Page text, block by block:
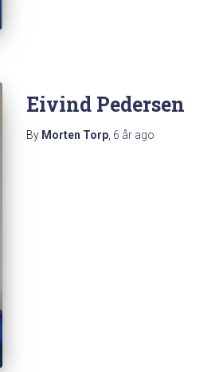
Eivind Pedersen
By Morten Torp 6 år ago